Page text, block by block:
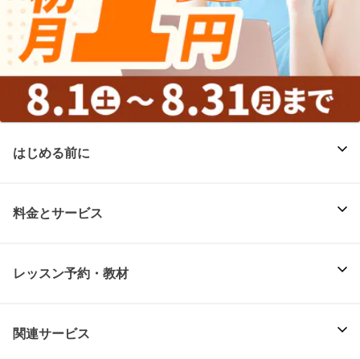
はじめる前に
料金とサービス
レッスン予約・教材
関連サービス